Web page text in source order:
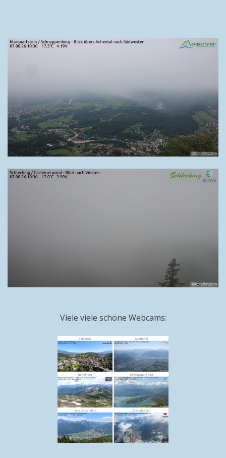
Viele viele schöne Webcams: